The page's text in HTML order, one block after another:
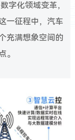
字化领域变革，
一征程中，汽车
充满想象空间的
。